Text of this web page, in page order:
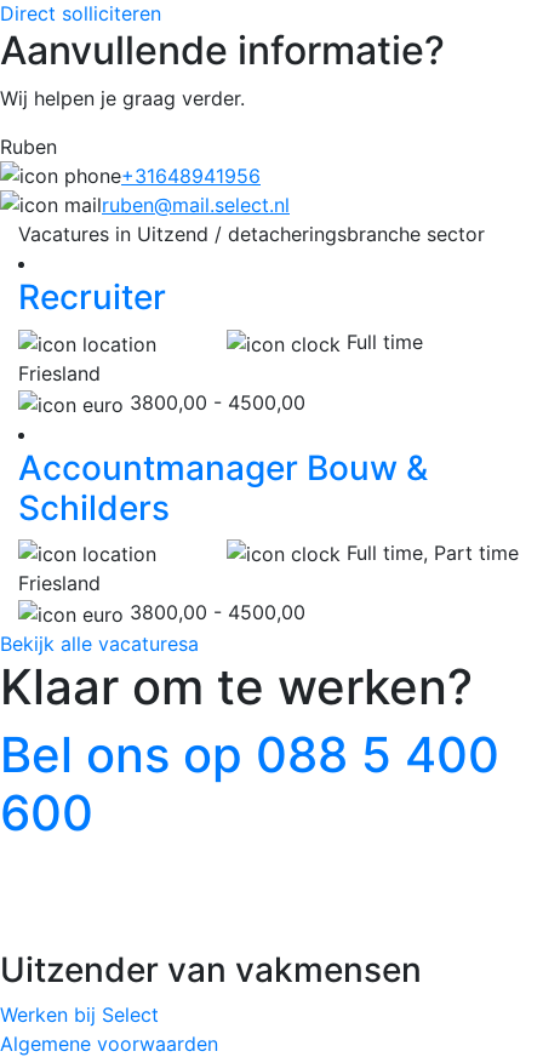
Direct solliciteren
Aanvullende informatie?
Wij helpen je graag verder.
Ruben
+31648941956
ruben@mail.select.nl
Vacatures in Uitzend / detacheringsbranche sector
Recruiter
Friesland
Full time
3800,00 - 4500,00
Accountmanager Bouw &
Schilders
Friesland
Full time, Part time
3800,00 - 4500,00
Bekijk alle vacaturesa
Klaar om te werken?
Bel ons op 088 5 400
600
Uitzender van vakmensen
Werken bij Select
Algemene voorwaarden